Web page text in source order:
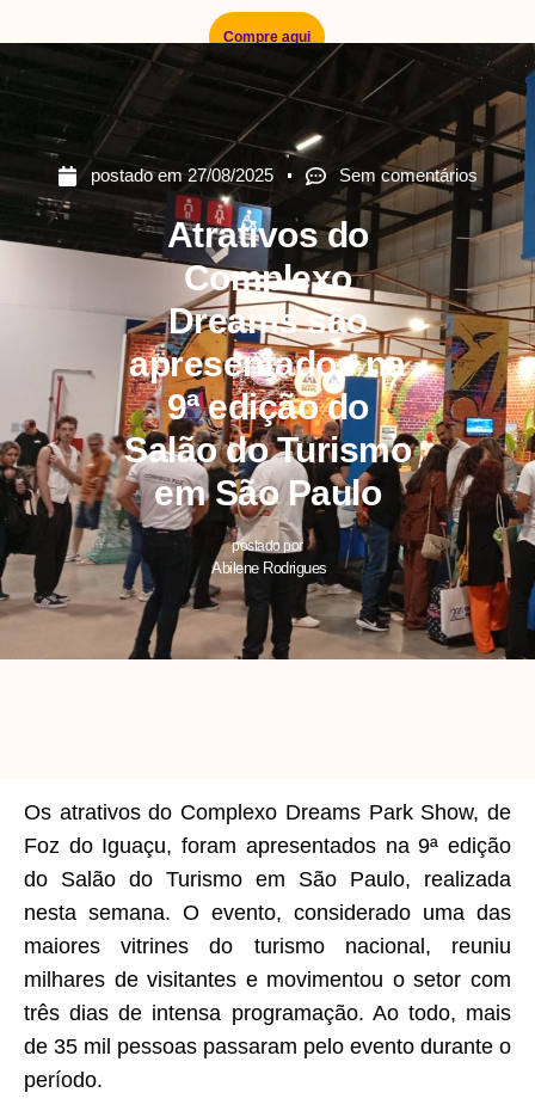
Compre aqui
postado em 27/08/2025 Sem comentários
Atrativos do
Complexo
Dreams são
apresentados na
9ª edição do
Salão do Turismo
em São Paulo
postado por
Abilene Rodrigues
Os atrativos do Complexo Dreams Park Show, de
Foz do Iguaçu, foram apresentados na 9ª edição
do Salão do Turismo em São Paulo, realizada
nesta semana. O evento, considerado uma das
maiores vitrines do turismo nacional, reuniu
milhares de visitantes e movimentou o setor com
três dias de intensa programação. Ao todo, mais
de 35 mil pessoas passaram pelo evento durante o
período.